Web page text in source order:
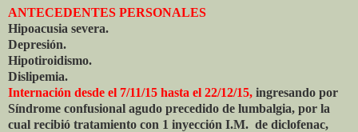
ANTECEDENTES PERSONALES
Hipoacusia severa.
Depresión.
Hipotiroidismo.
Dislipemia.
Internación desde el 7/11/15 hasta el 22/12/15, ingresando por
Síndrome confusional agudo precedido de lumbalgia, por la
cual recibió tratamiento con 1 inyección I.M. de diclofenac,